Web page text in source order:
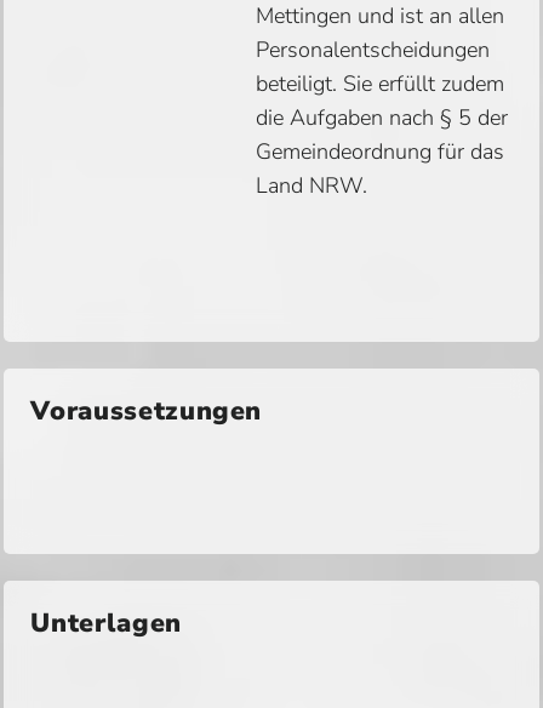
Mettingen und ist an allen
Personalentscheidungen
beteiligt. Sie erfüllt zudem
die Aufgaben nach § 5 der
Gemeindeordnung für das
Land NRW.
Voraussetzungen
Unterlagen